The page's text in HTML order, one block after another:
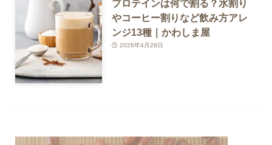
プロテインは何で割る？水割り
やコーヒー割りなど飲み方アレ
ンジ13種｜かわしま屋
2026年4月28日